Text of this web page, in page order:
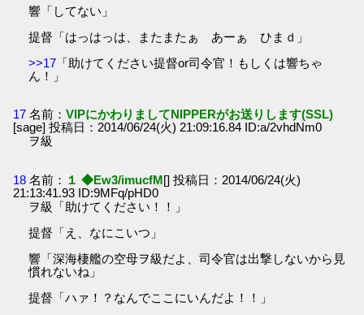
響「してない」
提督「はっはっは、またまたぁ あーぁ ひまｄ」
>>17 「助けてください提督or司令官！もしくは響ちゃ
ん！」
17 名前：VIPにかわりましてNIPPERがお送りします(SSL)
[sage] 投稿日：2014/06/24(火) 21:09:16.84 ID:a/2vhdNm0
ヲ級
18 名前： １ ◆Ew3/imucfM[] 投稿日：2014/06/24(火)
21:13:41.93 ID:9MFq/pHD0
ヲ級「助けてください！！」
提督「え、なにこいつ」
響「深海棲艦の空母ヲ級だよ、司令官は出撃しないから見
慣れないね」
提督「ハァ！？なんでここにいんだよ！！」